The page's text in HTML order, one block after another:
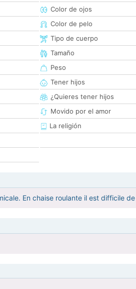
Color de ojos
Color de pelo
Tipo de cuerpo
Tamaño
Peso
Tener hijos
¿Quieres tener hijos
Movido por el amor
La religión
En chaise roulante il est difficile